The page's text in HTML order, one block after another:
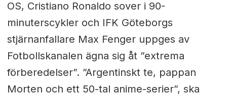
OS, Cristiano Ronaldo sover i 90-
minuterscykler och IFK Göteborgs
stjärnanfallare Max Fenger uppges av
Fotbollskanalen ägna sig åt ”extrema
förberedelser”. ”Argentinskt te, pappan
Morten och ett 50-tal anime-serier”, ska